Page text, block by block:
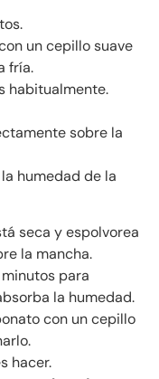
un cepillo suave
fría.
habitualmente.
sobre la
humedad de la
seca y espolvorea
la mancha.
para
la humedad.
con un cepillo
hacer.